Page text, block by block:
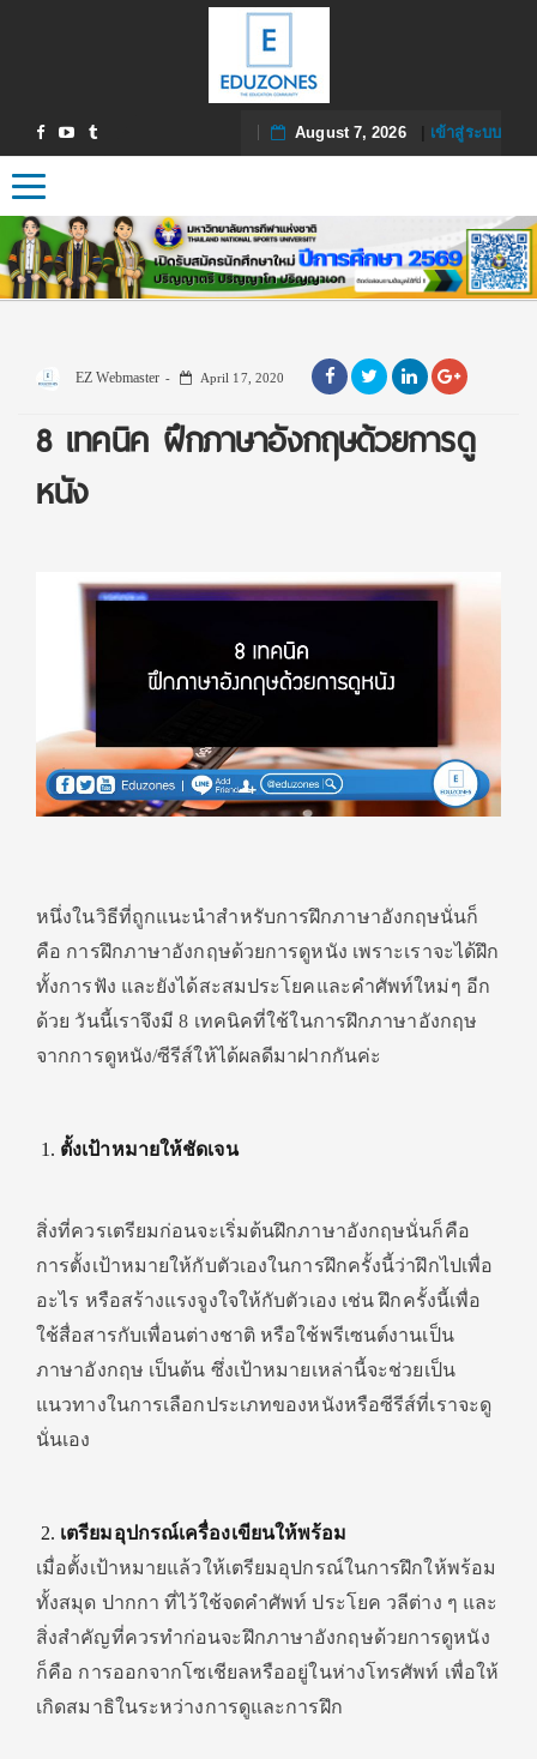
August 7, 2026| เข้าสู่ระบบ
Toggle navigation
EZ Webmaster April 17, 2020
8 เทคนิค ฝึกภาษาอังกฤษด้วยการดู
หนัง
หนึ่งในวิธีที่ถูกแนะนำสำหรับการฝึกภาษาอังกฤษนั่นก็
คือ การฝึกภาษาอังกฤษด้วยการดูหนัง เพราะเราจะได้ฝึก
ทั้งการฟัง และยังได้สะสมประโยคและคำศัพท์ใหม่ๆ อีก
ด้วย วันนี้เราจึงมี 8 เทคนิคที่ใช้ในการฝึกภาษาอังกฤษ
จากการดูหนัง/ซีรีส์ให้ได้ผลดีมาฝากกันค่ะ
ตั้งเป้าหมายให้ชัดเจน
สิ่งที่ควรเตรียมก่อนจะเริ่มต้นฝึกภาษาอังกฤษนั่นก็คือ
การตั้งเป้าหมายให้กับตัวเองในการฝึกครั้งนี้ว่าฝึกไปเพื่อ
อะไร หรือสร้างแรงจูงใจให้กับตัวเอง เช่น ฝึกครั้งนี้เพื่อ
ใช้สื่อสารกับเพื่อนต่างชาติ หรือใช้พรีเซนต์งานเป็น
ภาษาอังกฤษ เป็นต้น ซึ่งเป้าหมายเหล่านี้จะช่วยเป็น
แนวทางในการเลือกประเภทของหนังหรือซีรีส์ที่เราจะดู
นั่นเอง
เตรียมอุปกรณ์เครื่องเขียนให้พร้อม
เมื่อตั้งเป้าหมายแล้วให้เตรียมอุปกร​ณ์ในการฝึกให้พร้อม
ทั้งสมุด ปากกา ที่ไว้ใช้จดคำศัพท์ ประโยค วลีต่าง ๆ และ
สิ่งสำคัญที่ควรทำก่อนจะฝึกภาษาอังกฤษด้วยการดูหนัง
ก็คือ การออกจากโซเชียลหรืออยู่ในห่างโทรศัพท์ เพื่อให้
เกิดสมาธิในระหว่างการดูและการฝึก